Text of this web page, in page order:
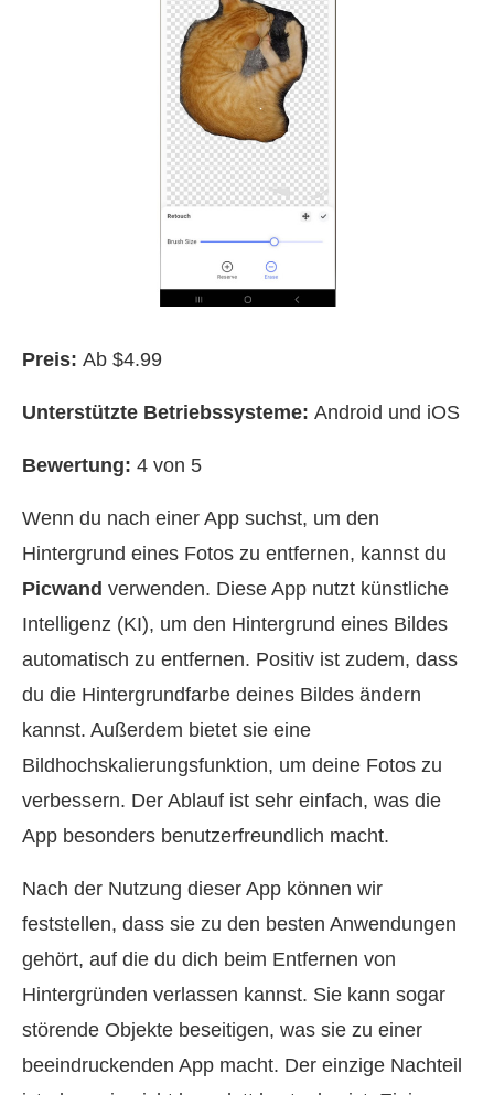
Preis: Ab $4.99
Unterstützte Betriebssysteme: Android und iOS
Bewertung: 4 von 5
Wenn du nach einer App suchst, um den
Hintergrund eines Fotos zu entfernen, kannst du
Picwand verwenden. Diese App nutzt künstliche
Intelligenz (KI), um den Hintergrund eines Bildes
automatisch zu entfernen. Positiv ist zudem, dass
du die Hintergrundfarbe deines Bildes ändern
kannst. Außerdem bietet sie eine
Bildhochskalierungsfunktion, um deine Fotos zu
verbessern. Der Ablauf ist sehr einfach, was die
App besonders benutzerfreundlich macht.
Nach der Nutzung dieser App können wir
feststellen, dass sie zu den besten Anwendungen
gehört, auf die du dich beim Entfernen von
Hintergründen verlassen kannst. Sie kann sogar
störende Objekte beseitigen, was sie zu einer
beeindruckenden App macht. Der einzige Nachteil